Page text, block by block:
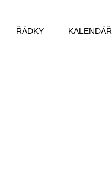
ŘÁDKY KALENDÁŘ